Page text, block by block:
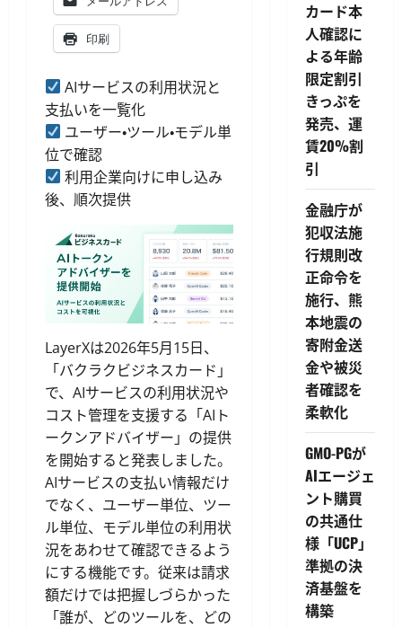
印刷
AIサービスの利用状況と
支払いを一覧化
ユーザー・ツール・モデル単
位で確認
利用企業向けに申し込み
後、順次提供
LayerXは2026年5月15日、
「バクラクビジネスカード」
で、AIサービスの利用状況や
コスト管理を支援する「AIト
ークンアドバイザー」の提供
を開始すると発表しました。
AIサービスの支払い情報だけ
でなく、ユーザー単位、ツー
ル単位、モデル単位の利用状
況をあわせて確認できるよう
にする機能です。従来は請求
額だけでは把握しづらかった
「誰が、どのツールを、どの
カード本
人確認に
よる年齢
限定割引
きっぷを
発売、運
賃20%割
引
金融庁が
犯収法施
行規則改
正命令を
施行、熊
本地震の
寄附金送
金や被災
者確認を
柔軟化
GMO-PGが
AIエージェ
ント購買
の共通仕
様「UCP」
準拠の決
済基盤を
構築